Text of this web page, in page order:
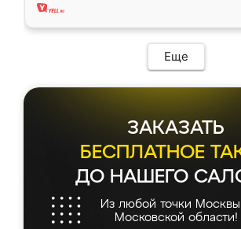
Еще
ЗАКАЗАТЬ
БЕСПЛАТНОЕ
ДО НАШЕГО
Из любой точки
Московской области!